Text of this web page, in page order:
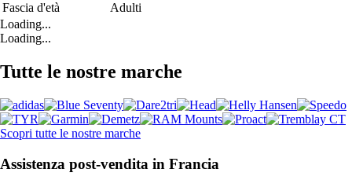
Fascia d'età
Adulti
Loading...
Loading...
Tutte le nostre marche
Scopri tutte le nostre marche
Assistenza post-vendita in Francia